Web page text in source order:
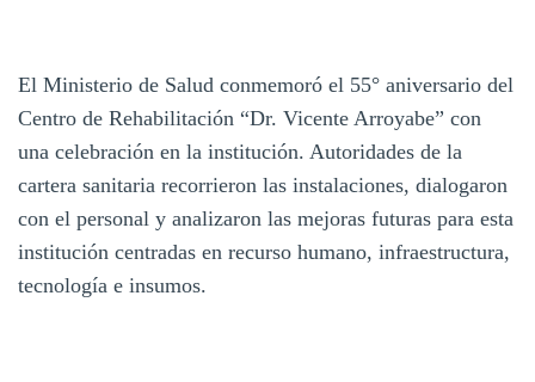
El Ministerio de Salud conmemoró el 55° aniversario del
Centro de Rehabilitación “Dr. Vicente Arroyabe” con
una celebración en la institución. Autoridades de la
cartera sanitaria recorrieron las instalaciones, dialogaron
con el personal y analizaron las mejoras futuras para esta
institución centradas en recurso humano, infraestructura,
tecnología e insumos.